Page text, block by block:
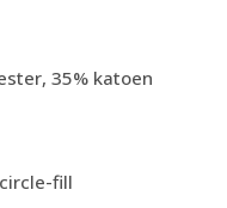
35% katoen
fill